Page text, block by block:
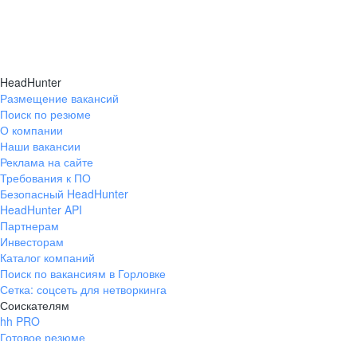
HeadHunter
Размещение вакансий
Поиск по резюме
О компании
Наши вакансии
Реклама на сайте
Требования к ПО
Безопасный HeadHunter
HeadHunter API
Партнерам
Инвесторам
Каталог компаний
Поиск по вакансиям в Горловке
Сетка: соцсеть для нетворкинга
Соискателям
hh PRO
Готовое резюме